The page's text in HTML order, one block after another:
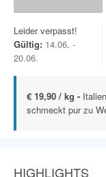
Leider verpasst!
Gültig: 14.06. -
20.06.
€ 19,90 / kg -
schmeckt pur zu
HIGHLIGHTS